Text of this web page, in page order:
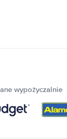
wypożyczalnie